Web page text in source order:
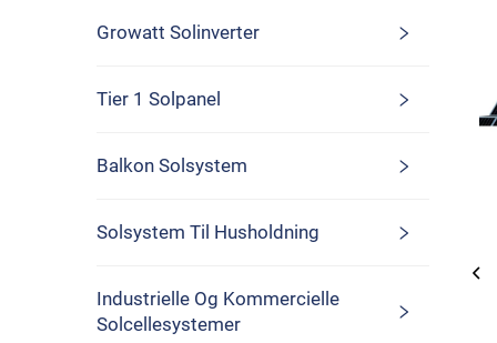
Growatt Solinverter
Tier 1 Solpanel
Balkon Solsystem
Solsystem Til Husholdning
Industrielle Og Kommercielle
Solcellesystemer